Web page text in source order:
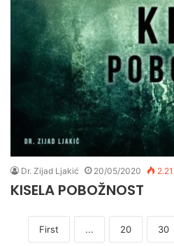
Dr. Zijad Ljakić 20/05/2020
KISELA POBOŽNOST
First ... 20 30